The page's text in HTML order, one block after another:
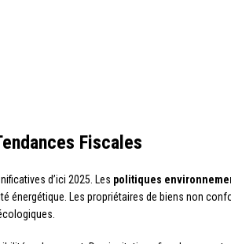
Fiscales
d’ici 2025. Les politiques
énergétique. Les propriétaires de biens non